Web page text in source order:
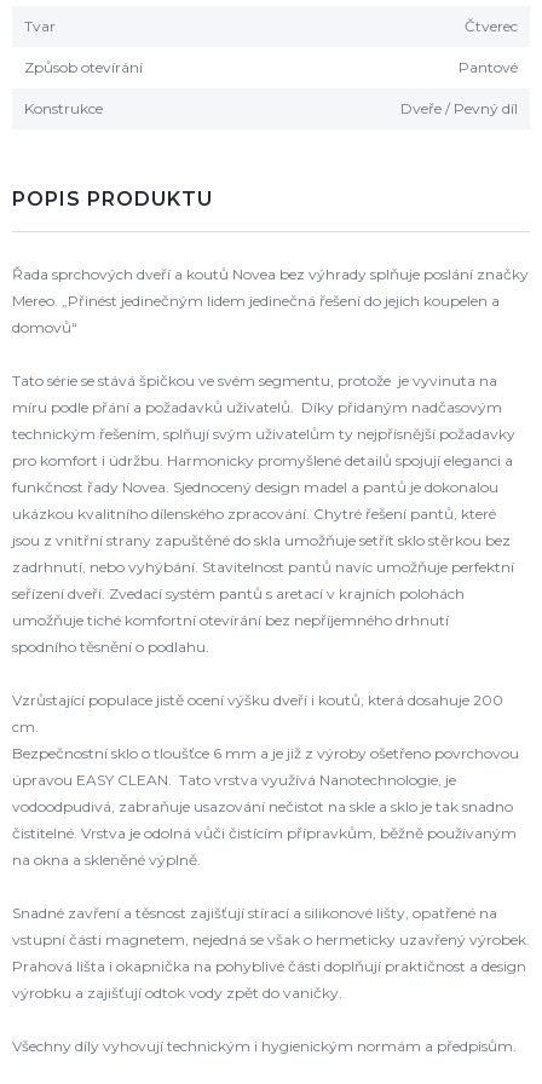
Tvar Čtverec
Způsob otevírání Pantové
Konstrukce Dveře / Pevný díl
POPIS PRODUKTU
Řada sprchových dveří a koutů Novea bez výhrady splňuje poslání značky
Mereo. „Přinést jedinečným lidem jedinečná řešení do jejich koupelen a
domovů“
Tato série se stává špičkou ve svém segmentu, protože je vyvinuta na
míru podle přání a požadavků uživatelů. Díky přidaným nadčasovým
technickým řešením, splňují svým uživatelům ty nejpřísnější požadavky
pro komfort i údržbu. Harmonicky promyšlené detailů spojují eleganci a
funkčnost řady Novea. Sjednocený design madel a pantů je dokonalou
ukázkou kvalitního dílenského zpracování. Chytré řešení pantů, které
jsou z vnitřní strany zapuštěné do skla umožňuje setřít sklo stěrkou bez
zadrhnutí, nebo vyhýbání. Stavitelnost pantů navíc umožňuje perfektní
seřízení dveří. Zvedací systém pantů s aretací v krajních polohách
umožňuje tiché komfortní otevírání bez nepříjemného drhnutí
spodního těsnění o podlahu.
Vzrůstající populace jistě ocení výšku dveří i koutů, která dosahuje 200
cm.
Bezpečnostní sklo o tloušťce 6 mm a je již z výroby ošetřeno povrchovou
úpravou EASY CLEAN. Tato vrstva využívá Nanotechnologie, je
vodoodpudivá, zabraňuje usazování nečistot na skle a sklo je tak snadno
čistitelné. Vrstva je odolná vůči čistícím přípravkům, běžně používaným
na okna a skleněné výplně.
Snadné zavření a těsnost zajišťují stírací a silikonové lišty, opatřené na
vstupní části magnetem, nejedná se však o hermeticky uzavřený výrobek.
Prahová lišta i okapnička na pohyblivé části doplňují praktičnost a design
výrobku a zajišťují odtok vody zpět do vaničky.
Všechny díly vyhovují technickým i hygienickým normám a předpisům.